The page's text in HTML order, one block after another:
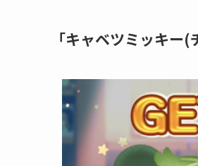
「キャベツミッキー